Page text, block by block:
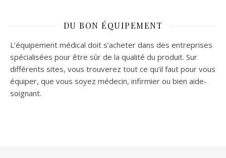
DU BON ÉQUIPEMENT
L’équipement médical doit s’acheter dans des entreprises
spécialisées pour être sûr de la qualité du produit. Sur
différents sites, vous trouverez tout ce qu’il faut pour vous
équiper, que vous soyez médecin, infirmier ou bien aide-
soignant.